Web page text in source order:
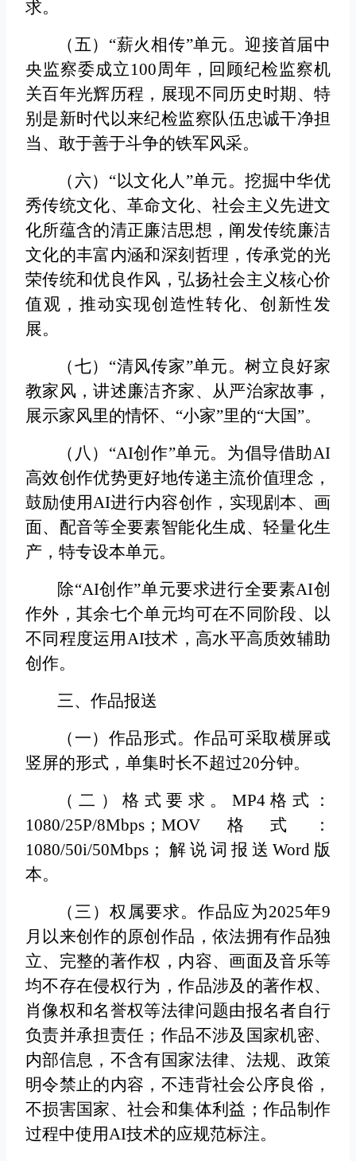
求。
（五）“薪火相传”单元。迎接首届中
央监察委成立100周年，回顾纪检监察机
关百年光辉历程，展现不同历史时期、特
别是新时代以来纪检监察队伍忠诚干净担
当、敢于善于斗争的铁军风采。
（六）“以文化人”单元。挖掘中华优
秀传统文化、革命文化、社会主义先进文
化所蕴含的清正廉洁思想，阐发传统廉洁
文化的丰富内涵和深刻哲理，传承党的光
荣传统和优良作风，弘扬社会主义核心价
值观，推动实现创造性转化、创新性发
展。
（七）“清风传家”单元。树立良好家
教家风，讲述廉洁齐家、从严治家故事，
展示家风里的情怀、“小家”里的“大国”。
（八）“AI创作”单元。 为倡导借助AI
高效创作优势更好地传递主流价值理念，
鼓励使用AI进行内容创作，实现剧本、画
面、配音等全要素智能化生成、轻量化生
产，特专设本单元。
除“AI创作”单元要求进行全要素AI创
作外，其余七个单元均可在不同阶段、以
不同程度运用AI技术，高水平高质效辅助
创作。
三、作品报送
（一）作品形式。作品可采取横屏或
竖屏的形式，单集时长不超过20分钟。
（二）格式要求。 MP4格式：
1080/25P/8Mbps；MOV格式：
1080/50i/50Mbps；解说词报送Word版
本。
（三）权属要求。作品应为2025年9
月以来创作的原创作品，依法拥有作品独
立、完整的著作权，内容、画面及音乐等
均不存在侵权行为，作品涉及的著作权、
肖像权和名誉权等法律问题由报名者自行
负责并承担责任；作品不涉及国家机密、
内部信息，不含有国家法律、法规、政策
明令禁止的内容，不违背社会公序良俗，
不损害国家、社会和集体利益；作品制作
过程中使用AI技术的应规范标注。